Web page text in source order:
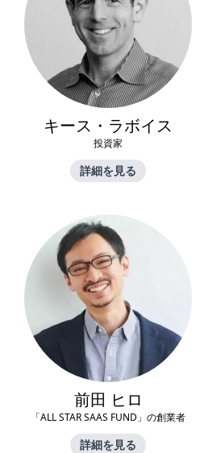
キース・ラボイス
投資家
詳細を見る
前田 ヒロ
「ALL STAR SAAS FUND」の創業者
詳細を見る